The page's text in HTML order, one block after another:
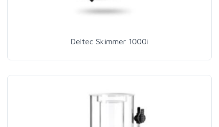
Deltec Skimmer 1000i